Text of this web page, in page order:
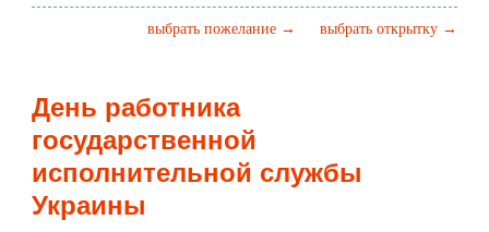
выбрать открытку →
выбрать пожелание →
День работника
государственной
исполнительной службы
Украины